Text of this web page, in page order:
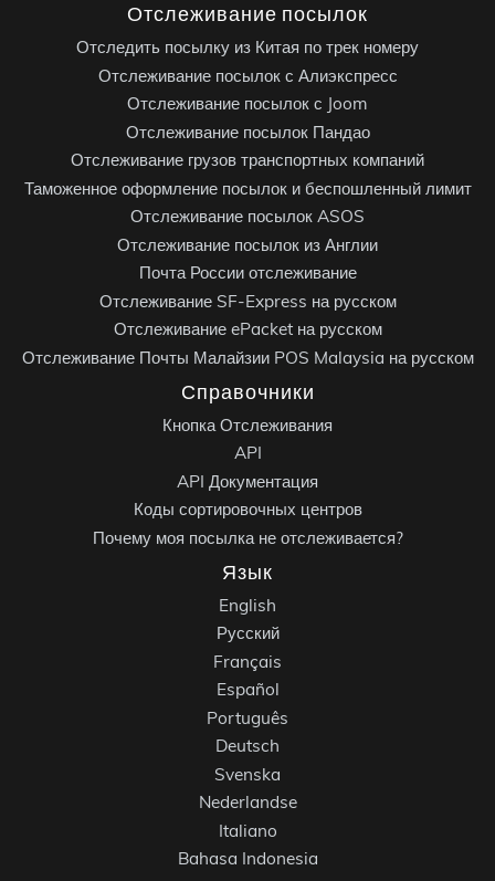
Отслеживание посылок
Отследить посылку из Китая по трек номеру
Отслеживание посылок с Алиэкспресс
Отслеживание посылок с Joom
Отслеживание посылок Пандао
Отслеживание грузов транспортных компаний
Таможенное оформление посылок и беспошленный лимит
Отслеживание посылок ASOS
Отслеживание посылок из Англии
Почта России отслеживание
Отслеживание SF-Express на русском
Отслеживание ePacket на русском
Отслеживание Почты Малайзии POS Malaysia на русском
Справочники
Кнопка Отслеживания
API
API Документация
Коды сортировочных центров
Почему моя посылка не отслеживается?
Язык
English
Русский
Français
Español
Português
Deutsch
Svenska
Nederlandse
Italiano
Bahasa Indonesia